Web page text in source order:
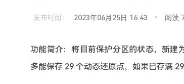
发布时间： 2023年06月25日 16:43 • 阅读
功能简介：将目前保护分区的状态，新建
多能保存 29 个动态还原点，如果已存满